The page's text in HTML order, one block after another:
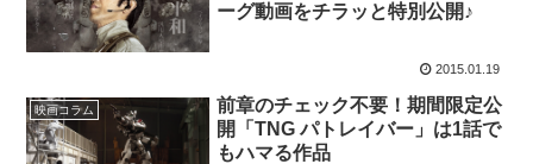
ーグ動画をチラッと特別公開♪
2015.01.19
映画コラム
前章のチェック不要！期間限定公
開「TNG パトレイバー」は1話で
もハマる作品